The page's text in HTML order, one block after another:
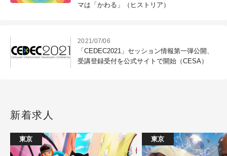
マは「かわる」（ヒストリア）
2021/07/06
「CEDEC2021」セッション情報第一弾公開、
受講登録受付を公式サイトで開始（CESA）
新着求人
東京 東京